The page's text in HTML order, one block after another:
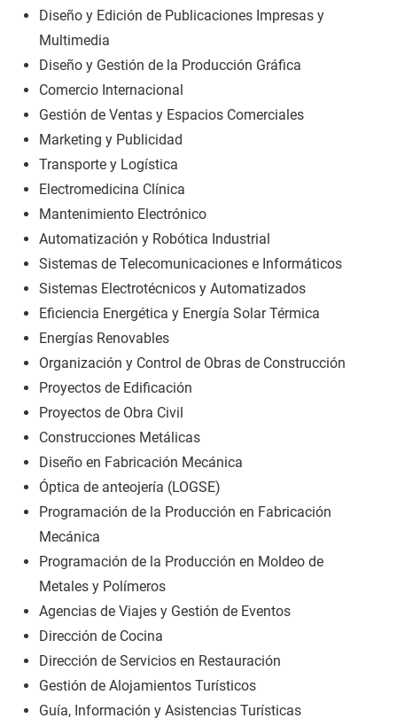
Diseño y Edición de Publicaciones Impresas y
Multimedia
Diseño y Gestión de la Producción Gráfica
Comercio Internacional
Gestión de Ventas y Espacios Comerciales
Marketing y Publicidad
Transporte y Logística
Electromedicina Clínica
Mantenimiento Electrónico
Automatización y Robótica Industrial
Sistemas de Telecomunicaciones e Informáticos
Sistemas Electrotécnicos y Automatizados
Eficiencia Energética y Energía Solar Térmica
Energías Renovables
Organización y Control de Obras de Construcción
Proyectos de Edificación
Proyectos de Obra Civil
Construcciones Metálicas
Diseño en Fabricación Mecánica
Óptica de anteojería (LOGSE)
Programación de la Producción en Fabricación
Mecánica
Programación de la Producción en Moldeo de
Metales y Polímeros
Agencias de Viajes y Gestión de Eventos
Dirección de Cocina
Dirección de Servicios en Restauración
Gestión de Alojamientos Turísticos
Guía, Información y Asistencias Turísticas